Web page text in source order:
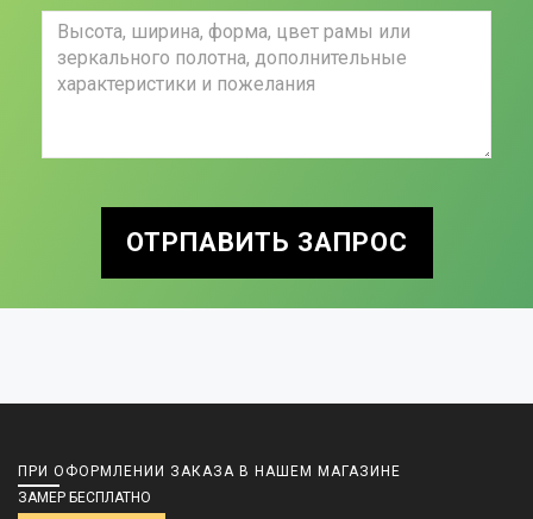
ОТРПАВИТЬ ЗАПРОС
ПРИ ОФОРМЛЕНИИ ЗАКАЗА В НАШЕМ МАГАЗИНЕ
ЗАМЕР БЕСПЛАТНО